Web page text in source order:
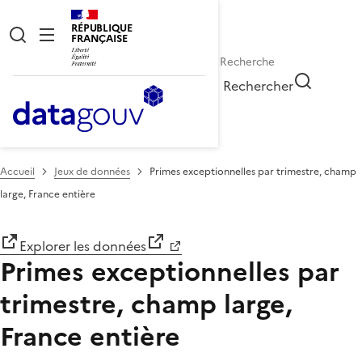
RÉPUBLIQUE
FRANÇAISE
Rechercher
Accueil Jeux de données
Primes exceptionnelles par trimestre, champ
large, France entière
Explorer les données
Primes exceptionnelles par
trimestre, champ large,
France entière